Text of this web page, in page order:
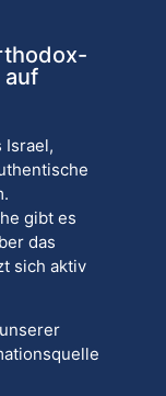
auf
Israel,
gibt es
das
sich aktiv